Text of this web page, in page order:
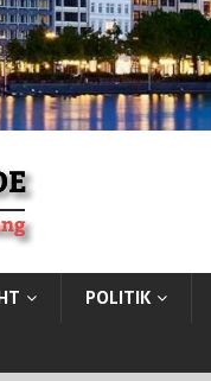
POLITIK